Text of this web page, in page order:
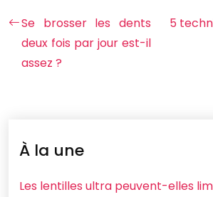
Se brosser les dents
deux fois par jour est-il
assez ?
5
À la une
Les lentilles ultra peuvent-elles